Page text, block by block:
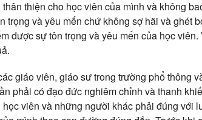
thiện cho học viên của mình và không
trọng và yêu mến chứ không sợ hãi và ghét
được sự tôn trọng và yêu mến của học
giáo viên, giáo sư trong trường phổ thông
phải có đạo đức nghiêm chỉnh và thanh
viên và những người khác phải đúng với